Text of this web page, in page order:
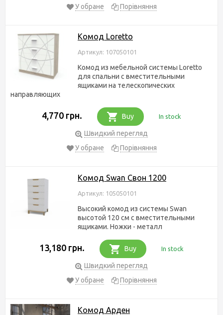
У обране
Порівняння
Комод Loretto
Артикул: 107050101
Комод из мебельной системы Loretto
для спальни с вместительными
ящиками на телескопических
направляющих
4,770 грн. Buy In stock
Швидкий перегляд
У обране
Порівняння
Комод Swan Свон 1200
Артикул: 105050101
Высокий комод из системы Swan
высотой 120 см с вместительными
ящиками. Ножки - металл
13,180 грн. Buy In stock
Швидкий перегляд
У обране
Порівняння
Комод Арден